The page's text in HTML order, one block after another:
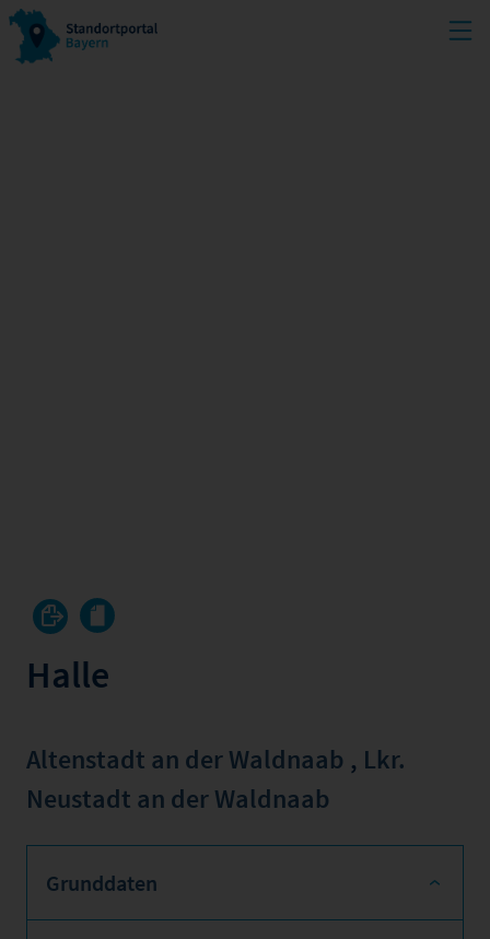
Halle
Altenstadt an der Waldnaab , Lkr.
Neustadt an der Waldnaab
Grunddaten